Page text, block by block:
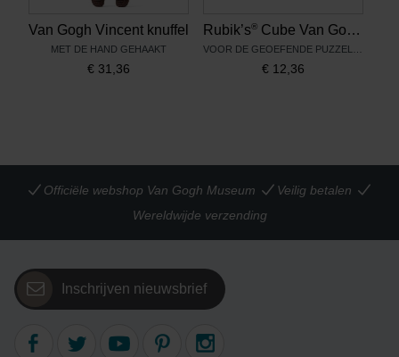
Van Gogh Vincent knuffel
MET DE HAND GEHAAKT
€ 31,36
Rubik’s® Cube Van Gogh Zelfportretten
€ 12,36
Officiële webshop Van Gogh Museum
Veilig betalen
Wereldwijde verzending
Inschrijven nieuwsbrief